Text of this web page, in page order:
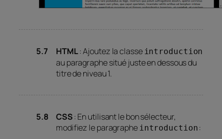
HTML: Ajoutez la classe introduction
au paragraphe situé juste en dessous du
titre de niveau 1.
CSS: En utilisant le bon sélecteur,
modifiez le paragraphe introduction: